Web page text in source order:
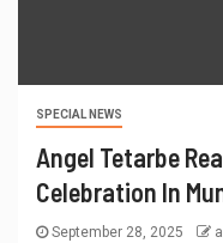
SPECIAL NEWS
Angel Tetarbe
Celebration In
September 28, 2025